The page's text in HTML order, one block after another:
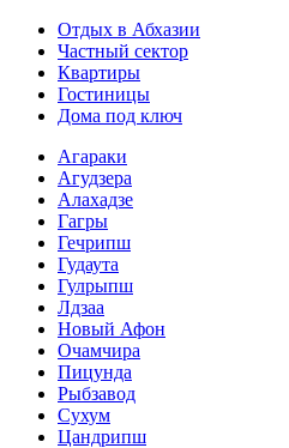
Отдых в Абхазии
Частный сектор
Квартиры
Гостиницы
Дома под ключ
Агараки
Агудзера
Алахадзе
Гагры
Гечрипш
Гудаута
Гулрыпш
Лдзаа
Новый Афон
Очамчира
Пицунда
Рыбзавод
Сухум
Цандрипш